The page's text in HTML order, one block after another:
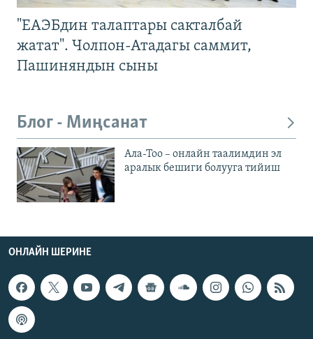
"ЕАЭБдин талаптары сакталбай
жатат". Чолпон-Атадагы саммит,
Пашиняндын сыны
Блог - Миңсанат
Ала-Тоо – онлайн таалимдин эл
аралык бешиги болууга тийиш
ОНЛАЙН ШЕРИНЕ